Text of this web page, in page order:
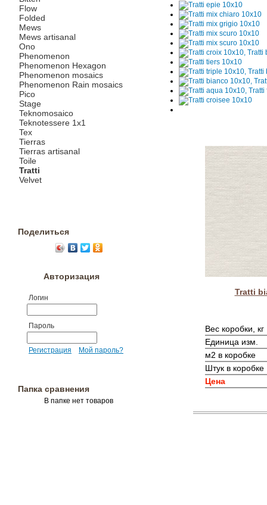
Flow
Folded
Mews
Mews artisanal
Ono
Phenomenon
Phenomenon Hexagon
Phenomenon mosaics
Phenomenon Rain mosaics
Pico
Stage
Teknomosaico
Teknotessere 1x1
Tex
Tierras
Tierras artisanal
Toile
Tratti
Velvet
Поделиться
Авторизация
Логин
Пароль
Регистрация Мой пароль?
Папка сравнения
В папке нет товаров
Tratti
Вес коробки, кг
Единица изм.
м2 в коробке
Штук в коробке
Цена